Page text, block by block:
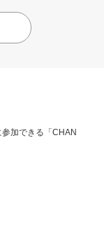
参加できる「CHAN